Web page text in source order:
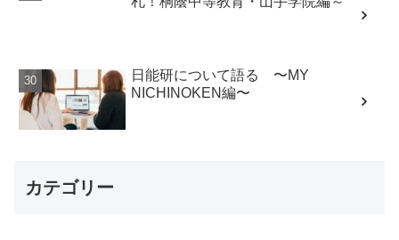
日能研について語る 〜MY
NICHINOKEN編〜
カテゴリー